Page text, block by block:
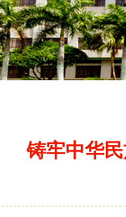
铸牢中华